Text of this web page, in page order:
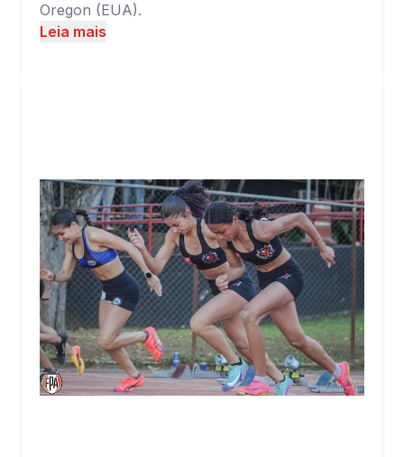
Oregon (EUA).
Leia mais